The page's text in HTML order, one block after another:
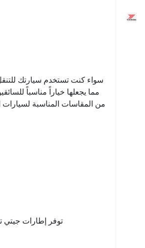
سواء كنت تستخدم سيارتك للتنقل
مما يجعلها خياراً مناسباً
من المقاسات المناسبة لسيارات
توفر إطارات جيتي